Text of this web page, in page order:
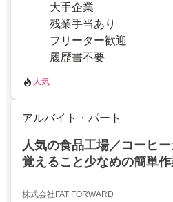
大手企業
残業手当あり
フリーター歓迎
履歴書不要
人気
アルバイト・パート
人気の食品工場／コーヒ
覚えること少なめの簡単
株式会社FAT FORWARD